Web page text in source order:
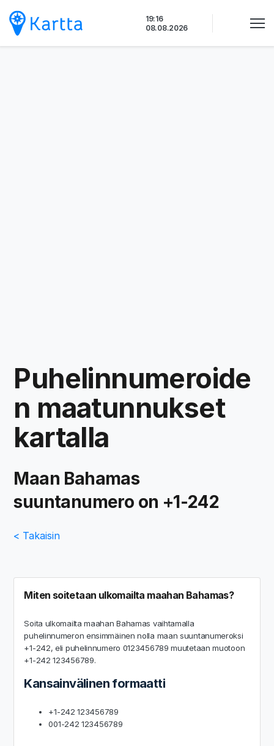
sisältöön
19:16
08.08.2026
Puhelinnumeroide
n maatunnukset
kartalla
Maan Bahamas
suuntanumero on +1-242
< Takaisin
Miten soitetaan ulkomailta maahan Bahamas?
Soita ulkomailta maahan Bahamas vaihtamalla
puhelinnumeron ensimmäinen nolla maan suuntanumeroksi
+1-242, eli puhelinnumero 0123456789 muutetaan muotoon
+1-242 123456789.
Kansainvälinen formaatti
+1-242 123456789
001-242 123456789